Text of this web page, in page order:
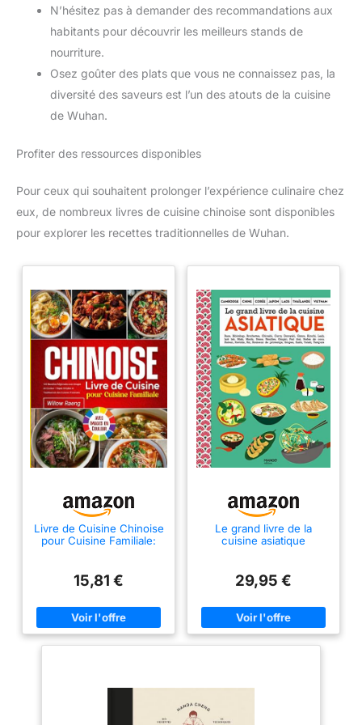
N’hésitez pas à demander des recommandations aux
habitants pour découvrir les meilleurs stands de
nourriture.
Osez goûter des plats que vous ne connaissez pas, la
diversité des saveurs est l’un des atouts de la cuisine
de Wuhan.
Profiter des ressources disponibles
Pour ceux qui souhaitent prolonger l’expérience culinaire chez
eux, de nombreux livres de cuisine chinoise sont disponibles
pour explorer les recettes traditionnelles de Wuhan.
Livre de Cuisine Chinoise
pour Cuisine Familiale:
– Repas Simples et
Traditionnels des
15,81 €
Le grand livre de la
cuisine asiatique
29,95 €